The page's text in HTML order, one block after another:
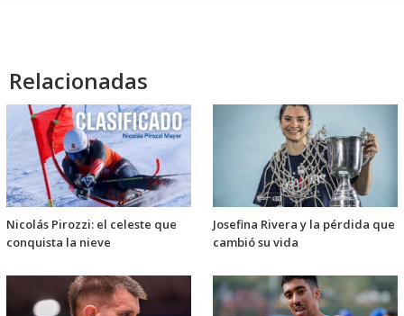
Relacionadas
Nicolás Pirozzi: el celeste que
conquista la nieve
Josefina Rivera y la pérdida que
cambió su vida